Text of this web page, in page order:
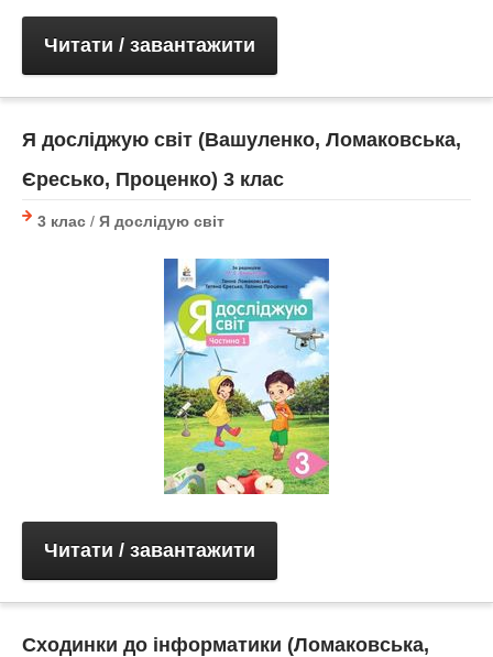
Читати / завантажити
Я досліджую світ (Вашуленко, Ломаковська,
Єресько, Проценко) 3 клас
3 клас / Я дослідую світ
Читати / завантажити
Сходинки до інформатики (Ломаковська,